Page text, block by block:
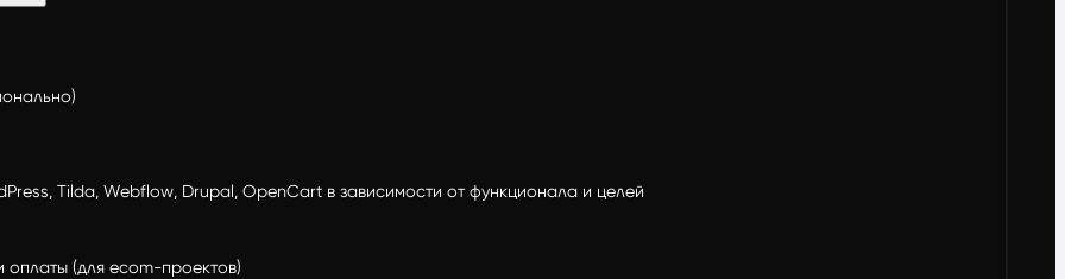
Tilda, Webflow, Drupal, OpenCart в зависимости от функционала и целей
оплаты (для ecom-проектов)